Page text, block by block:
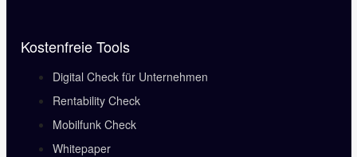
Kostenfreie Tools
Digital Check für Unternehmen
Rentability Check
Mobilfunk Check
Whitepaper